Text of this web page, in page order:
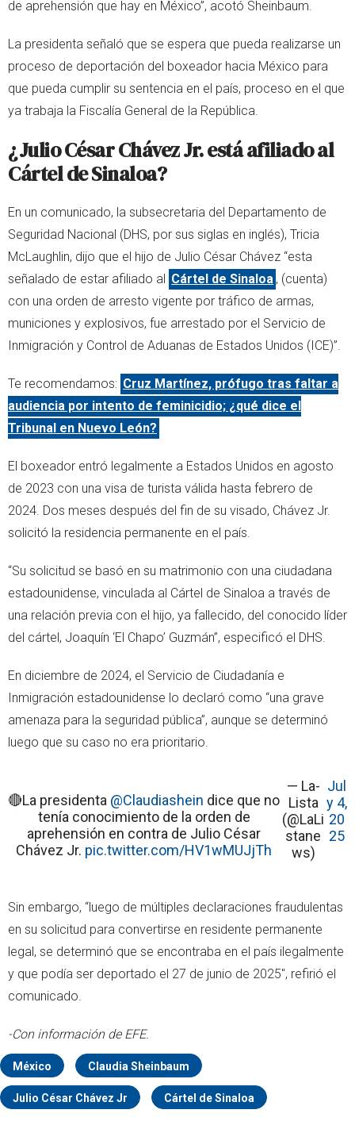
de aprehensión que hay en México”, acotó Sheinbaum.
La presidenta señaló que se espera que pueda realizarse un
proceso de deportación del boxeador hacia México para
que pueda cumplir su sentencia en el país, proceso en el que
ya trabaja la Fiscalía General de la República.
¿Julio César Chávez Jr. está afiliado al
Cártel de Sinaloa?
En un comunicado, la subsecretaria del Departamento de
Seguridad Nacional (DHS, por sus siglas en inglés), Tricia
McLaughlin, dijo que el hijo de Julio César Chávez “esta
señalado de estar afiliado al Cártel de Sinaloa , (cuenta)
con una orden de arresto vigente por tráfico de armas,
municiones y explosivos, fue arrestado por el Servicio de
Inmigración y Control de Aduanas de Estados Unidos (ICE)”.
Te recomendamos: Cruz Martínez, prófugo tras faltar a
audiencia por intento de feminicidio; ¿qué dice el
Tribunal en Nuevo León?
El boxeador entró legalmente a Estados Unidos en agosto
de 2023 con una visa de turista válida hasta febrero de
2024. Dos meses después del fin de su visado, Chávez Jr.
solicitó la residencia permanente en el país.
“Su solicitud se basó en su matrimonio con una ciudadana
estadounidense, vinculada al Cártel de Sinaloa a través de
una relación previa con el hijo, ya fallecido, del conocido líder
del cártel, Joaquín ‘El Chapo’ Guzmán”, especificó el DHS.
En diciembre de 2024, el Servicio de Ciudadanía e
Inmigración estadounidense lo declaró como “una grave
amenaza para la seguridad pública”, aunque se determinó
luego que su caso no era prioritario.
🔴La presidenta @Claudiashein dice que no
tenía conocimiento de la orden de
aprehensión en contra de Julio César
Chávez Jr. pic.twitter.com/HV1wMUJjTh
— La-
Lista
(@LaLi
stane
ws)
Jul
y 4,
20
25
Sin embargo, “luego de múltiples declaraciones fraudulentas
en su solicitud para convertirse en residente permanente
legal, se determinó que se encontraba en el país ilegalmente
y que podía ser deportado el 27 de junio de 2025", refirió el
comunicado.
-Con información de EFE.
México Claudia Sheinbaum
Julio César Chávez Jr Cártel de Sinaloa